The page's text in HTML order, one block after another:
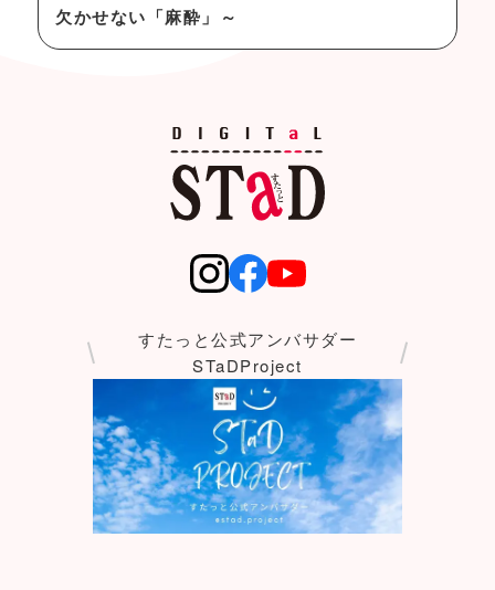
欠かせない「麻酔」～
すたっと公式アンバサダー
STaDProject